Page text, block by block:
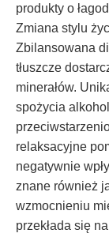
produkty o
Zmiana stylu
Zbilansowana
tłuszcze
minerałów.
spożycia
relaksacyjne
negatywnie
znane również
wzmocnieniu
przekłada się